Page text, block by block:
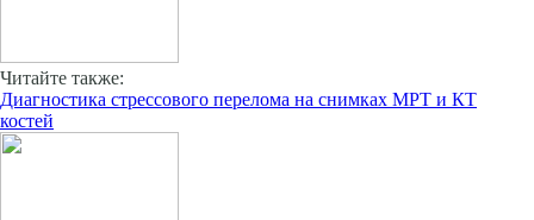
Читайте также:
Диагностика стрессового перелома на снимках МРТ и КТ
костей